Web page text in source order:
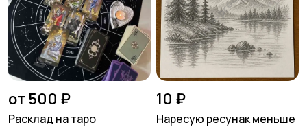
от 500 ₽
Расклад на таро
10 ₽
Наресую ресунак меньше